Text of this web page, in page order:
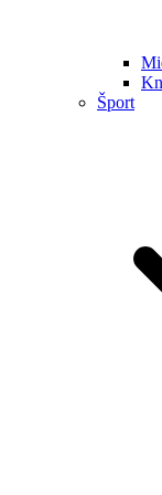
Šport